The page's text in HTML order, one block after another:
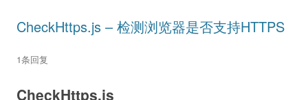
CheckHttps.js – 检测浏览器是否支持HTTPS
1条回复
CheckHttps.js